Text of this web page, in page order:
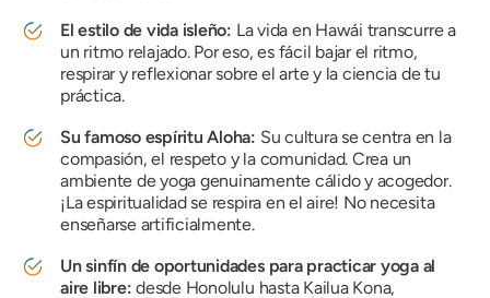
El estilo de vida isleño: La vida en Hawái transcurre a
un ritmo relajado. Por eso, es fácil bajar el ritmo,
respirar y reflexionar sobre el arte y la ciencia de tu
práctica.
Su famoso espíritu Aloha: Su cultura se centra en la
compasión, el respeto y la comunidad. Crea un
ambiente de yoga genuinamente cálido y acogedor.
¡La espiritualidad se respira en el aire! No necesita
enseñarse artificialmente.
Un sinfín de oportunidades para practicar yoga al
aire libre: desde Honolulu hasta Kailua Kona,